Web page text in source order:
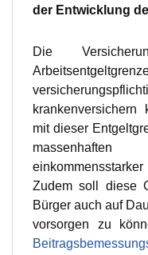
der Entwicklung
Die
mit dieser
Zudem soll diese
Bürger auch auf
vorsorgen zu